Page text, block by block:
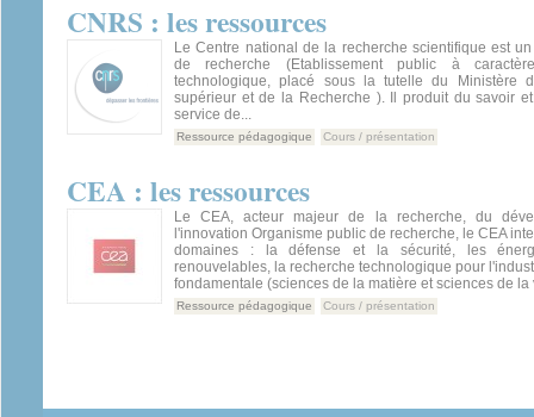
CNRS : les ressources
Le Centre national de la recherche scientifique est
de recherche (Etablissement public à
technologique, placé sous la tutelle du Ministère
supérieur et de la Recherche ). Il produit du savoir
service de...
Ressource pédagogique Cours / présentation
CEA : les ressources
Le CEA, acteur majeur de la recherche, du
l'innovation Organisme public de recherche, le CEA
domaines : la défense et la sécurité, les
renouvelables, la recherche technologique pour
fondamentale (sciences de la matière et sciences de la
Ressource pédagogique Cours / présentation